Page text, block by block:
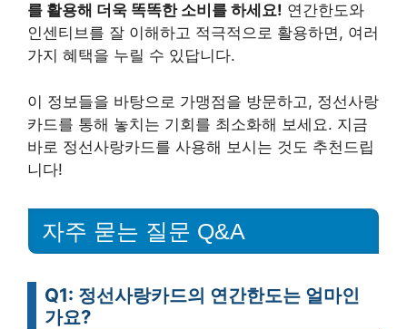
를 활용해 더욱 똑똑한 소비를 하세요! 연간한도와
인센티브를 잘 이해하고 적극적으로 활용하면, 여러
가지 혜택을 누릴 수 있답니다.
이 정보들을 바탕으로 가맹점을 방문하고, 정선사랑
카드를 통해 놓치는 기회를 최소화해 보세요. 지금
바로 정선사랑카드를 사용해 보시는 것도 추천드립
니다!
자주 묻는 질문 Q&A
Q1: 정선사랑카드의 연간한도는 얼마인
가요?